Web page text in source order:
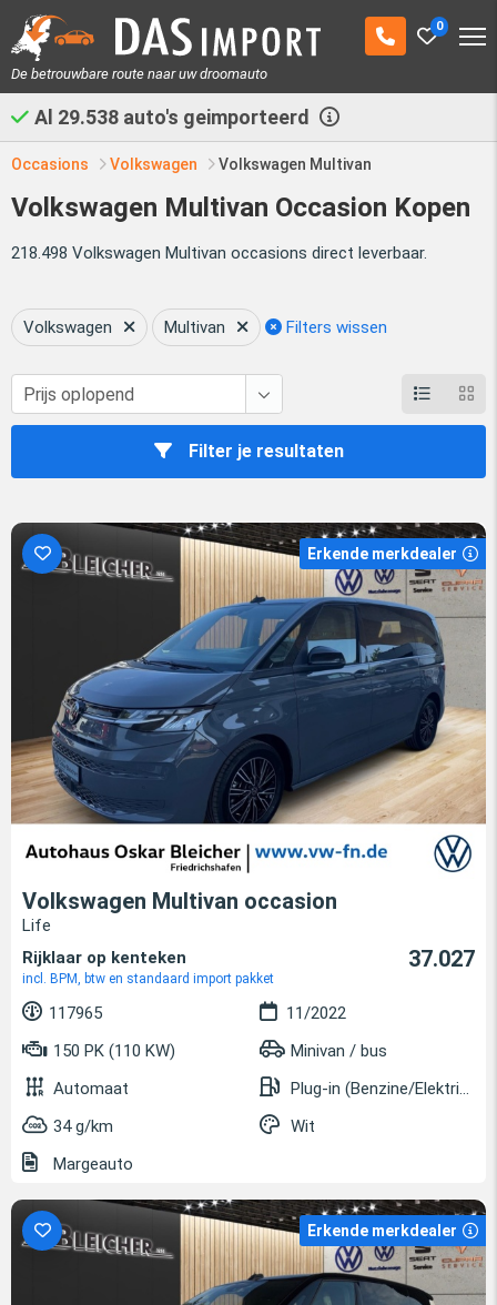
0
De betrouwbare route naar uw droomauto
Al 29.538 auto's geimporteerd
Occasions Volkswagen Volkswagen Multivan
Volkswagen Multivan Occasion Kopen
218.498 Volkswagen Multivan occasions direct leverbaar.
Volkswagen Multivan Filters wissen
Filter je resultaten
Erkende merkdealer
Volkswagen Multivan occasion
Life
Rijklaar op kenteken
incl. BPM, btw en standaard import pakket
37.027
117965
11/2022
150 PK (110 KW)
Minivan / bus
Automaat
Plug-in (Benzine/Elektrisch)
34 g/km
Wit
Margeauto
Erkende merkdealer